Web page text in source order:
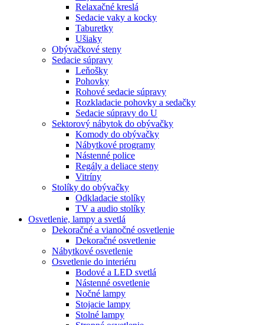
Relaxačné kreslá
Sedacie vaky a kocky
Taburetky
Ušiaky
Obývačkové steny
Sedacie súpravy
Leňošky
Pohovky
Rohové sedacie súpravy
Rozkladacie pohovky a sedačky
Sedacie súpravy do U
Sektorový nábytok do obývačky
Komody do obývačky
Nábytkové programy
Nástenné police
Regály a deliace steny
Vitríny
Stolíky do obývačky
Odkladacie stolíky
TV a audio stolíky
Osvetlenie, lampy a svetlá
Dekoračné a vianočné osvetlenie
Dekoračné osvetlenie
Nábytkové osvetlenie
Osvetlenie do interiéru
Bodové a LED svetlá
Nástenné osvetlenie
Nočné lampy
Stojacie lampy
Stolné lampy